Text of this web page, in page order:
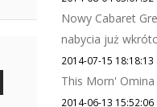
Nowy Cabaret
nabycia już
2014-07-15 18:18:13
This Morn' Omina
2014-06-13 15:52:06